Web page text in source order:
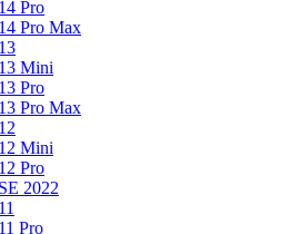
Pro
Pro Max
Mini
Pro
Pro Max
Mini
Pro
2022
Pro